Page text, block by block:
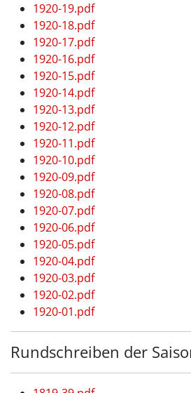
1920-19.pdf
1920-18.pdf
1920-17.pdf
1920-16.pdf
1920-15.pdf
1920-14.pdf
1920-13.pdf
1920-12.pdf
1920-11.pdf
1920-10.pdf
1920-09.pdf
1920-08.pdf
1920-07.pdf
1920-06.pdf
1920-05.pdf
1920-04.pdf
1920-03.pdf
1920-02.pdf
1920-01.pdf
Rundschreiben der